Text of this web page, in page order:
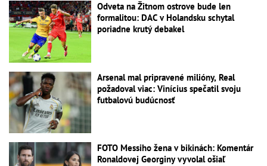
Odveta na Žitnom ostrove bude len
formalitou: DAC v Holandsku schytal
poriadne krutý debakel
Arsenal mal pripravené milióny, Real
požadoval viac: Vinícius spečatil svoju
futbalovú budúcnosť
FOTO Messiho žena v bikinách: Komentár
Ronaldovej Georginy vyvolal ošiaľ